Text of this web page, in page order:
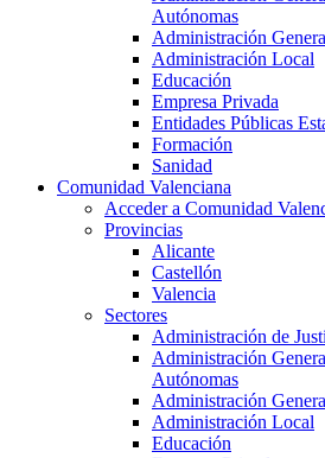
Autónomas
Administración
Administración Local
Educación
Empresa Privada
Entidades Públicas
Formación
Sanidad
Comunidad Valenciana
Acceder a Comunidad
Provincias
Alicante
Castellón
Valencia
Sectores
Administración de
Administración
Autónomas
Administración
Administración Local
Educación